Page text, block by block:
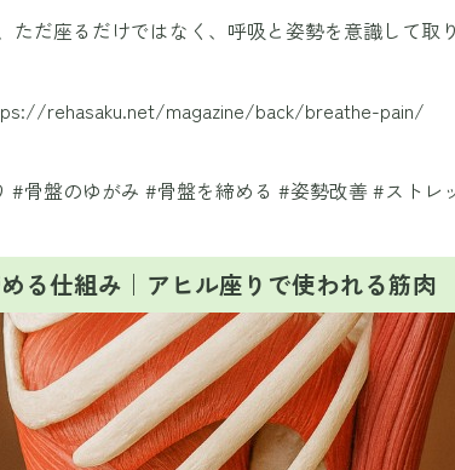
ただ座るだけではなく、呼吸と姿勢を意識して取
rehasaku.net/magazine/back/breathe-pain/
#骨盤のゆがみ #骨盤を締める #姿勢改善 #ストレ
る仕組み｜アヒル座りで使われる筋肉